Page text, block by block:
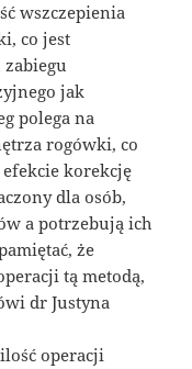
wszczepienia
co jest
jak
polega na
rogówki, co
korekcję
dla osób,
a potrzebują ich
że
tą metodą,
dr Justyna
operacji